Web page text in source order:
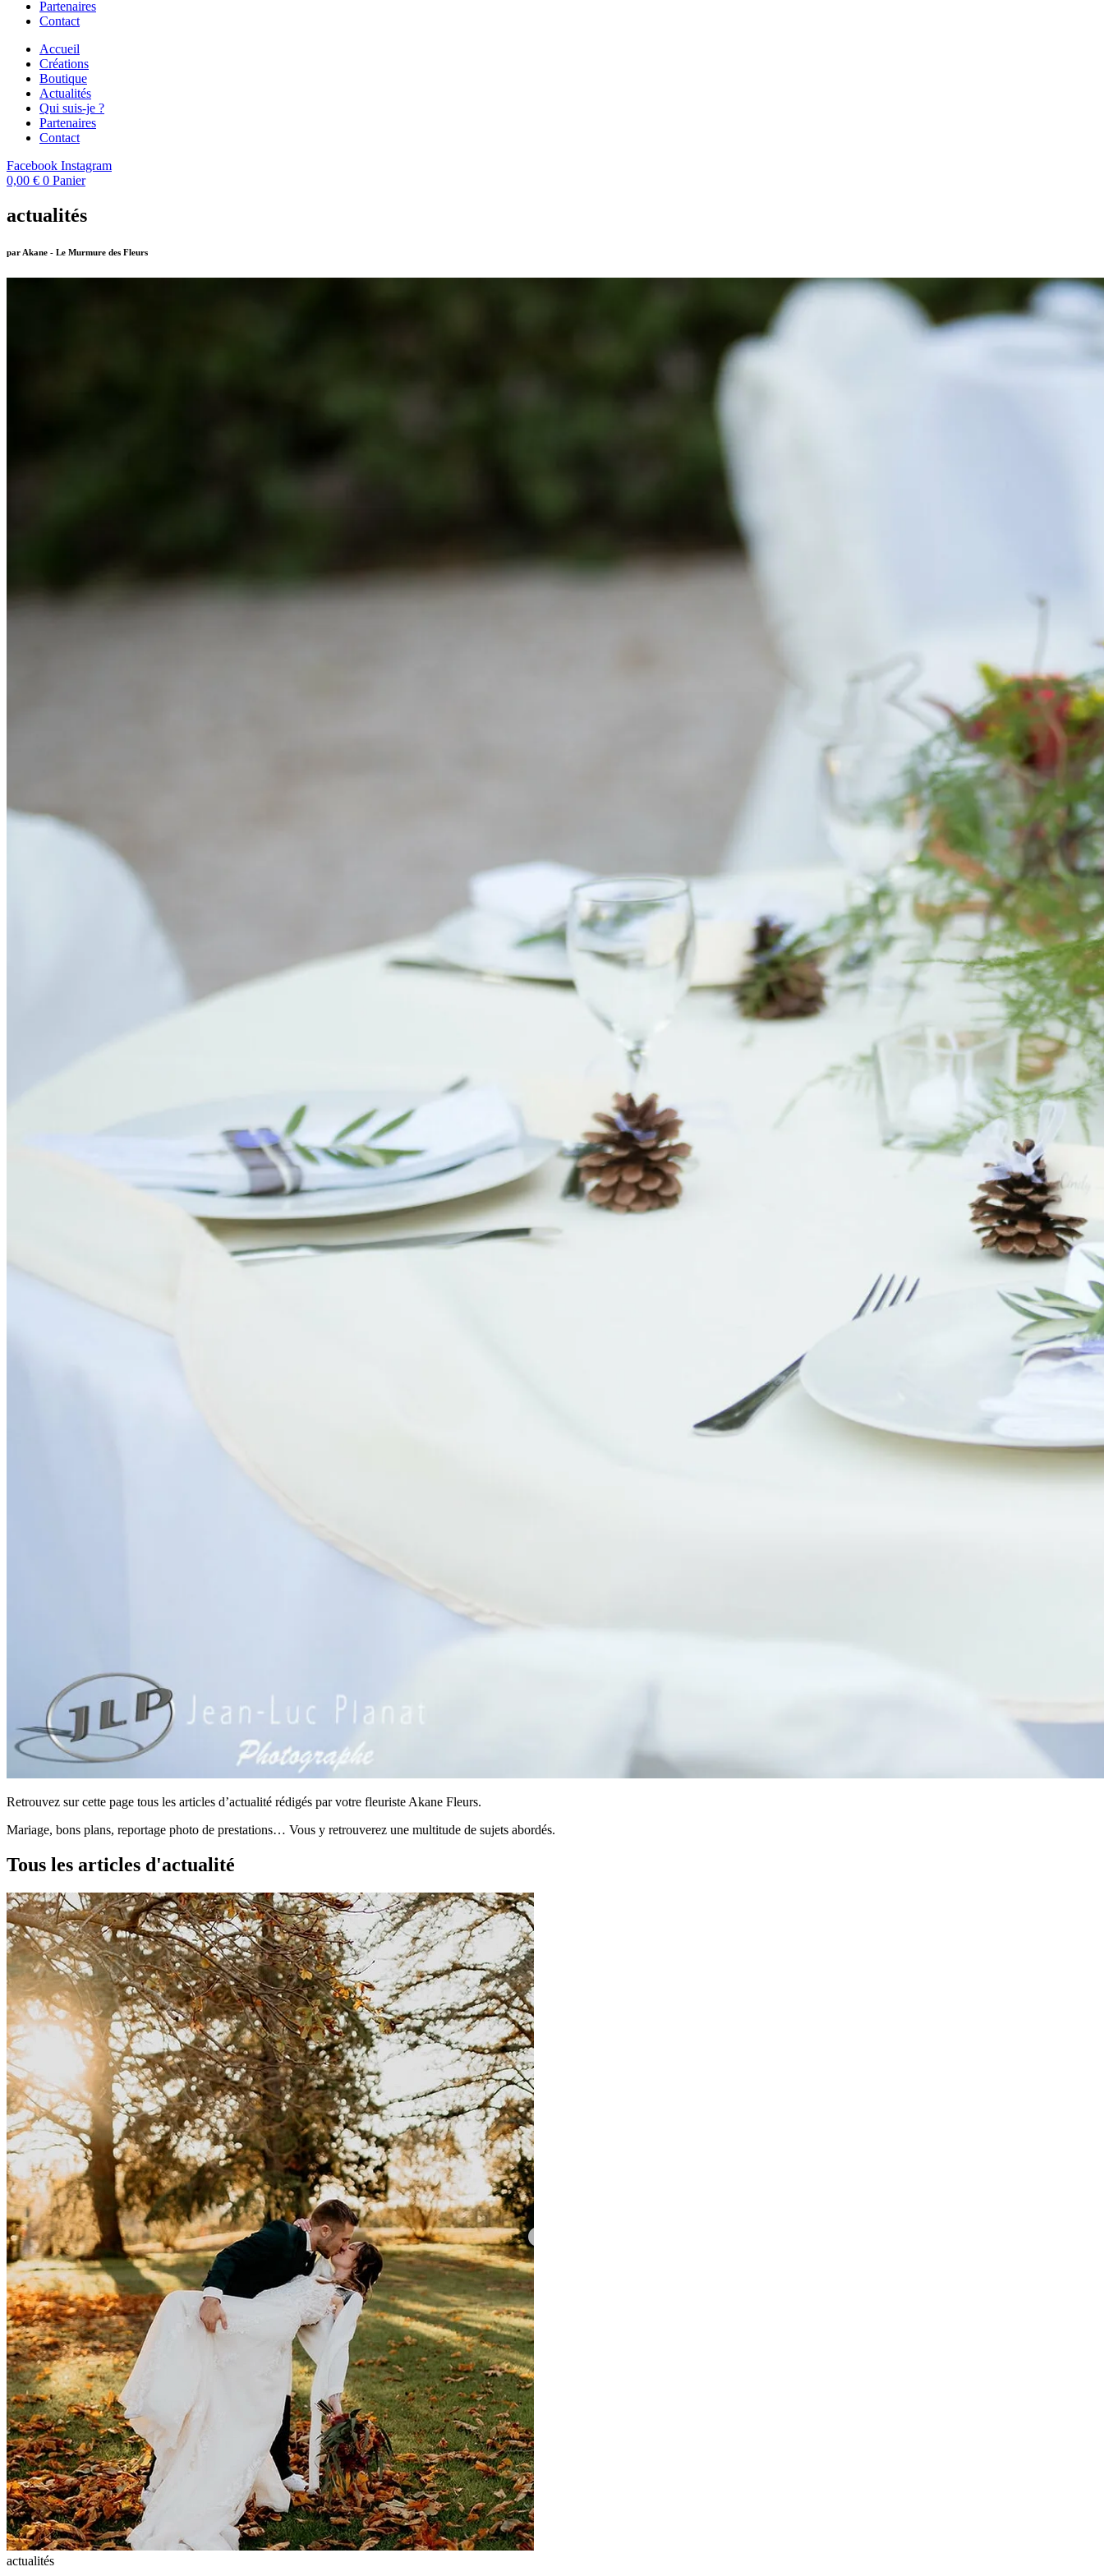
Partenaires
Contact
Accueil
Créations
Boutique
Actualités
Qui suis-je ?
Partenaires
Contact
Facebook Instagram
0,00 € 0 Panier
actualités
par Akane - Le Murmure des Fleurs
Retrouvez sur cette page tous les articles d’actualité rédigés par votre fleuriste Akane Fleurs.
Mariage, bons plans, reportage photo de prestations… Vous y retrouverez une multitude de sujets abordés.
Tous les articles d'actualité
actualités